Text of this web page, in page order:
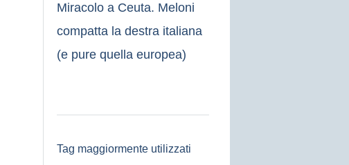
Miracolo a Ceuta. Meloni
compatta la destra italiana
(e pure quella europea)
Tag maggiormente utilizzati